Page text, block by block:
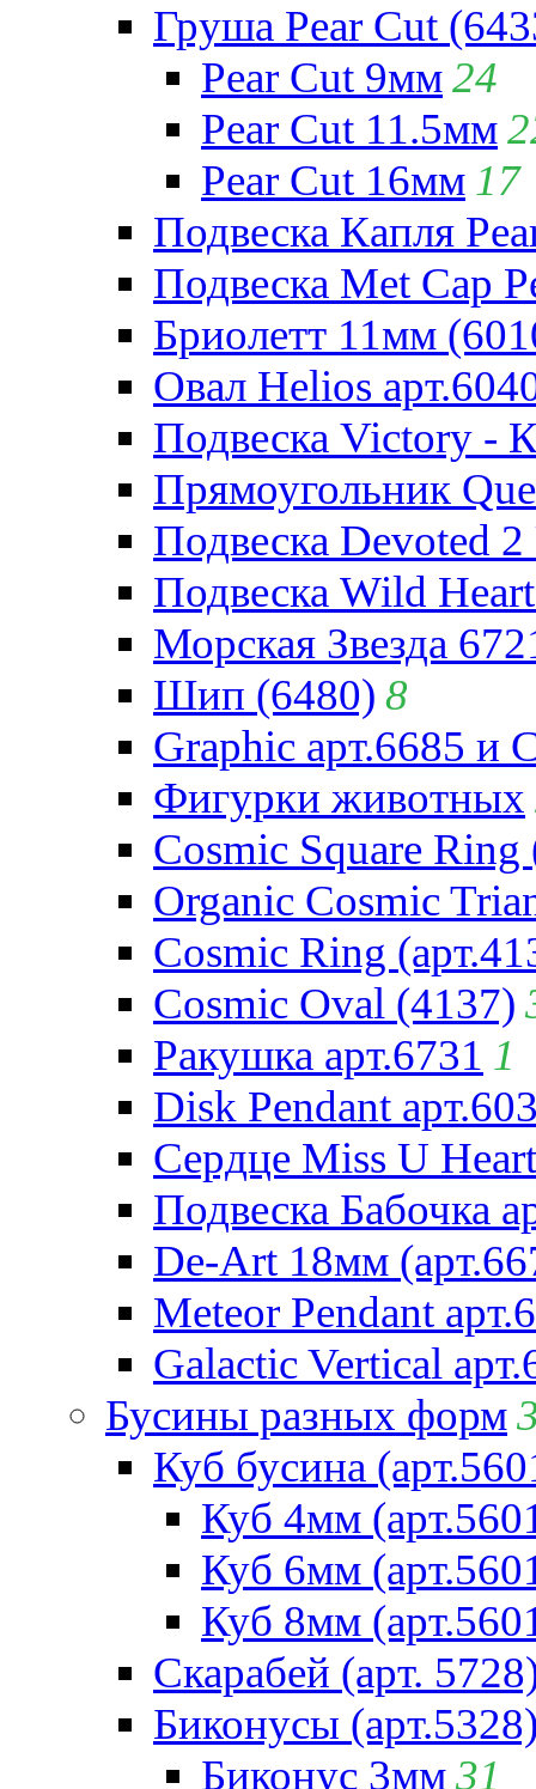
Груша Pear Cut
Pear Cut 9мм24
Pear Cut 11.5мм
Pear Cut 16мм 17
Подвеска Капля
Подвеска Met Cap
Бриолетт 11мм
Овал Helios
Подвеска Victory -
Прямоугольник
Подвеска Devoted
Подвеска Wild
Морская Звезда
Шип (6480) 8
Graphic арт.6685 и
Фигурки животных
Cosmic Square Ring
Organic Cosmic
Cosmic Ring
Cosmic Oval (4137)
Ракушка арт.6731 1
Disk Pendant
Сердце Miss U
Подвеска Бабочка
De-Art 18мм
Meteor Pendant
Galactic Vertical
Бусины разных форм
Куб бусина
Куб 4мм
Куб 6мм
Куб 8мм
Скарабей (арт.
Биконусы
Биконус 3мм31